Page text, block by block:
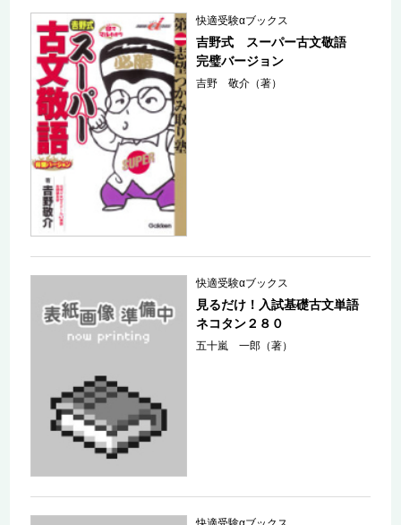
快適受験αブックス
吉野式 スーパー古文敬語
完璧バージョン
吉野 敬介（著）
快適受験αブックス
見るだけ！入試基礎古文単語
ネコタン２８０
五十嵐 一郎（著）